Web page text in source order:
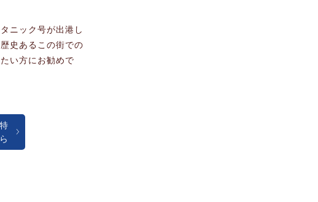
ニック号が出港し
史あるこの街での
い方にお勧めで